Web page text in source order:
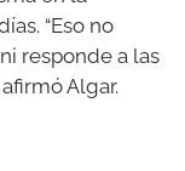
“Eso no
responde a las
Algar.